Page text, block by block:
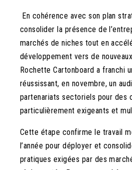
En cohérence avec son plan
consolider la présence de
marchés de niches tout en
développement vers de
Rochette Cartonboard a franchi
réussissant, en novembre, un
partenariats sectoriels pour des
particulièrement exigeants et
Cette étape confirme le travail
l’année pour déployer et
pratiques exigées par des